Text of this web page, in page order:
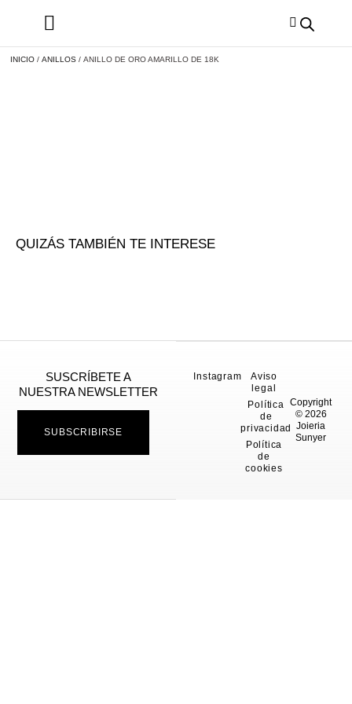
INICIO / ANILLOS / ANILLO DE ORO AMARILLO DE 18K
QUIZÁS TAMBIÉN TE INTERESE
SUSCRÍBETE A
NUESTRA NEWSLETTER
SUBSCRIBIRSE
Copyright
© 2026
Joieria
Sunyer
Instagram
Aviso
legal
Política
de
privacidad
Política
de
cookies